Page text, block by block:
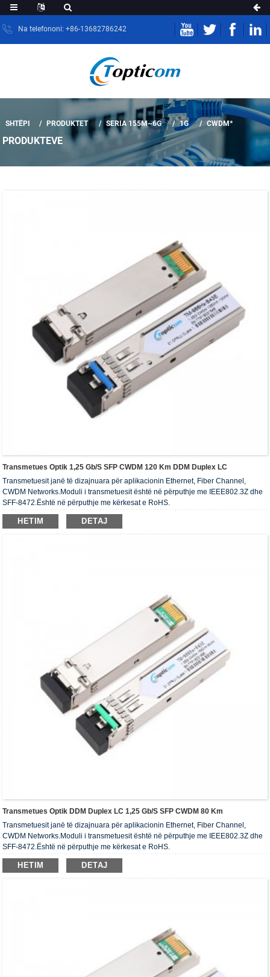
Na telefononi: +86-13682786242
SHTËPI PRODUKTET SERIA 155M~6G 1G CWDM*
PRODUKTEVE
Transmetues Optik 1,25 Gb/s SFP CWDM 120 Km DDM Duplex LC
Transmetuesit janë të dizajnuara për aplikacionin Ethernet, Fiber Channel,
CWDM Networks.Moduli i transmetuesit është në përputhje me IEEE802.3Z dhe
SFF-8472.Është në përputhje me kërkesat e RoHS.
HETIM DETAJ
Transmetues Optik DDM Duplex LC 1,25 Gb/s SFP CWDM 80 Km
Transmetuesit janë të dizajnuara për aplikacionin Ethernet, Fiber Channel,
CWDM Networks.Moduli i transmetuesit është në përputhje me IEEE802.3Z dhe
SFF-8472.Është në përputhje me kërkesat e RoHS.
HETIM DETAJ